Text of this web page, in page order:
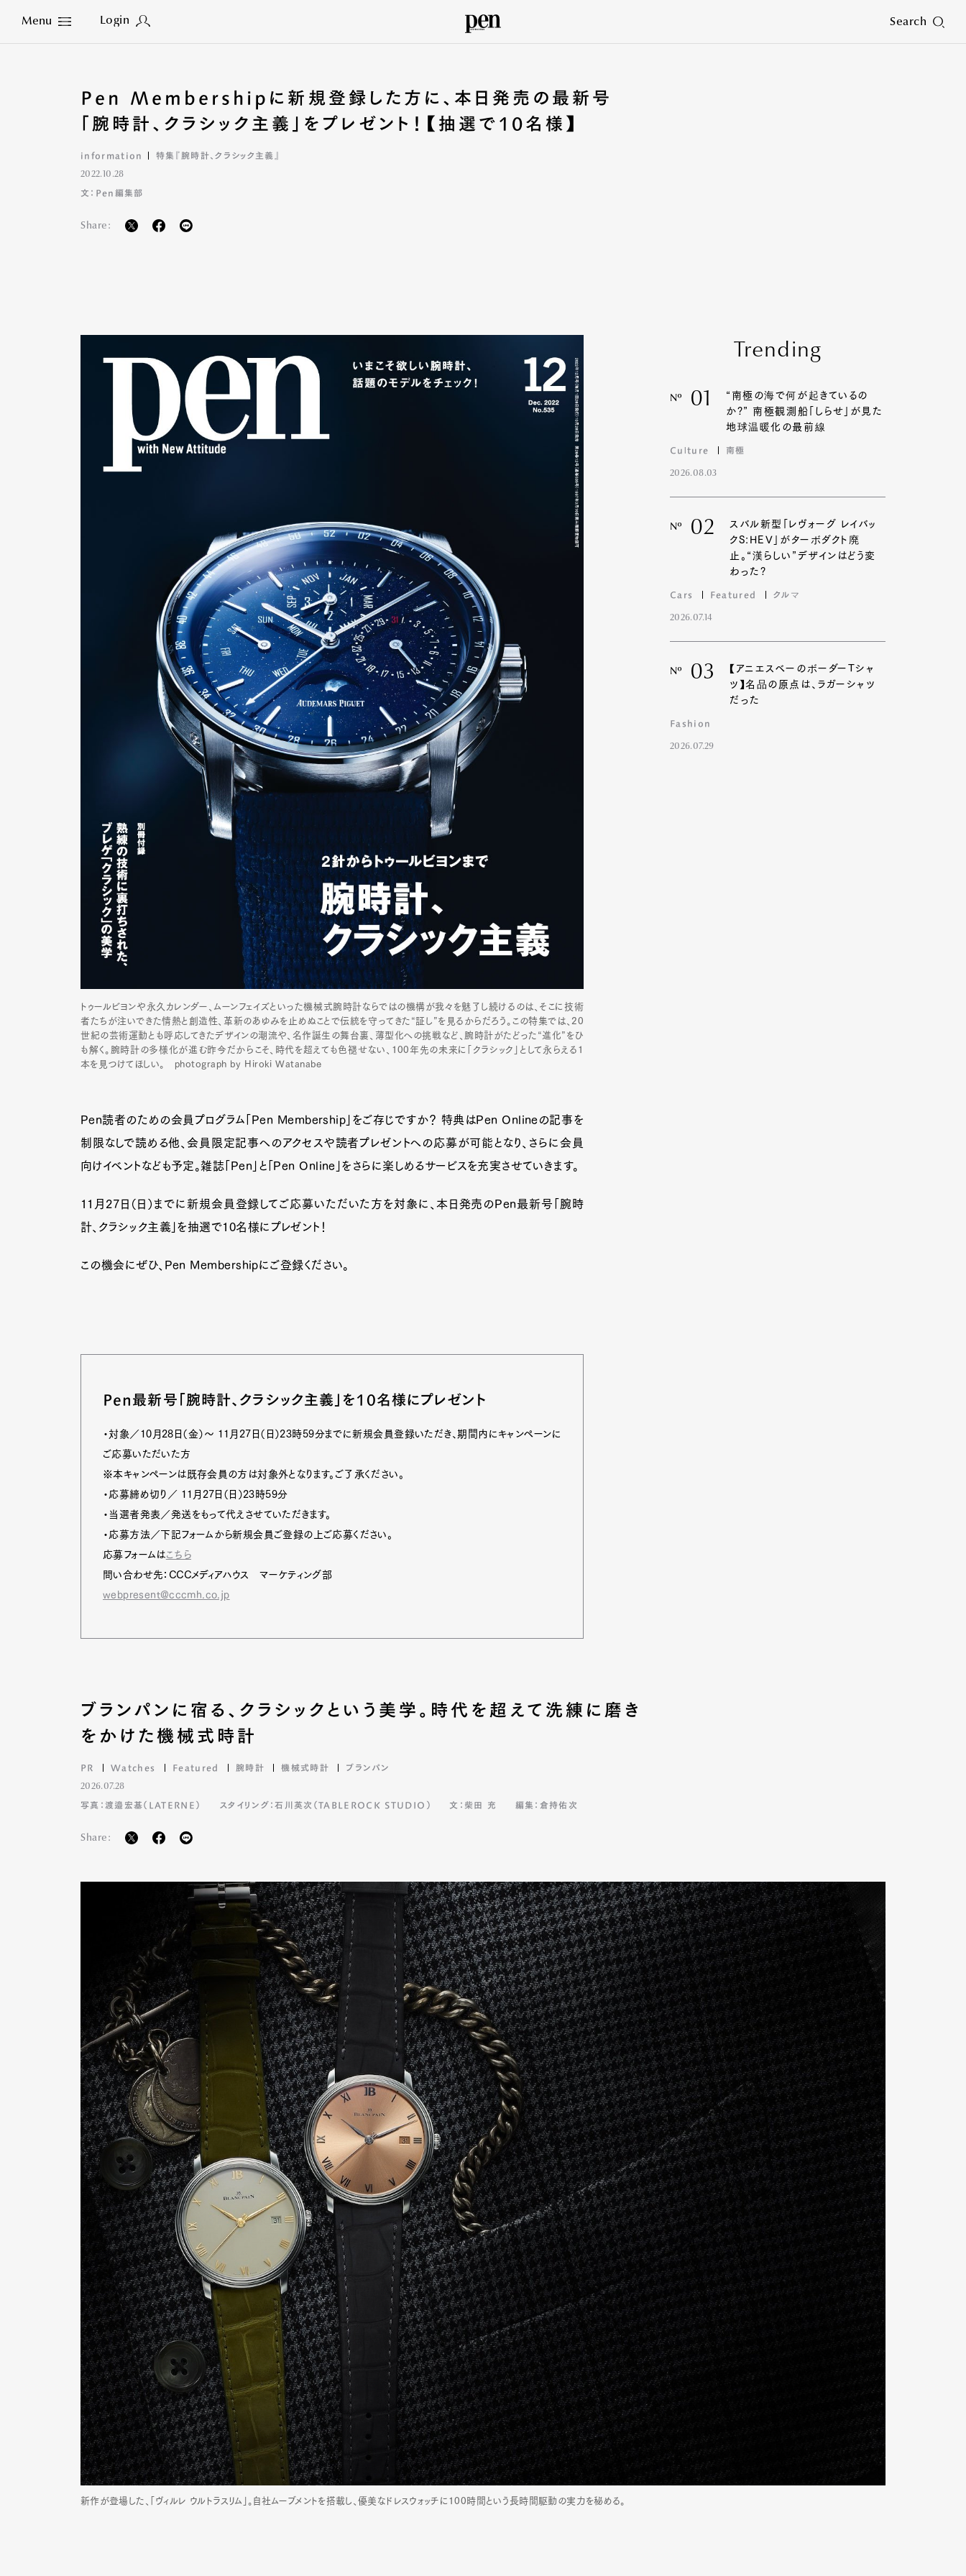
Menu Login Search
Close
Art&Design
Gourmet
Pen Membershipに新規登録した方に、本日発売の最新号
「腕時計、クラシック主義」をプレゼント！【抽選で10名様】
information 特集『腕時計、クラシック主義』
2022.10.28
文：Pen編集部
Share:
トゥールビヨンや永久カレンダー、ムーンフェイズといった機械式腕時計ならではの機構が我々を魅了し続けるのは、そこに技術
者たちが注いできた情熱と創造性、革新のあゆみを止めぬことで伝統を守ってきた“証し”を見るからだろう。この特集では、20
世紀の芸術運動とも呼応してきたデザインの潮流や、名作誕生の舞台裏、薄型化への挑戦など、腕時計がたどった“進化”をひ
も解く。腕時計の多様化が進む昨今だからこそ、時代を超えても色褪せない、100年先の未来に「クラシック」として永らえる1
本を見つけてほしい。 photograph by Hiroki Watanabe
Pen読者のための会員プログラム「Pen Membership」をご存じですか？ 特典はPen Onlineの記事を
制限なしで読める他、会員限定記事へのアクセスや読者プレゼントへの応募が可能となり、さらに会員
向けイベントなども予定。雑誌「Pen」と「Pen Online」をさらに楽しめるサービスを充実させていきます。
11月27日（日）までに新規会員登録してご応募いただいた方を対象に、本日発売のPen最新号「腕時
計、クラシック主義」を抽選で10名様にプレゼント！
この機会にぜひ、Pen Membershipにご登録ください。
Pen最新号「腕時計、クラシック主義」を10名様にプレゼント
・対象／10月28日（金）～ 11月27日（日）23時59分までに新規会員登録いただき、期間内にキャンペーンに
ご応募いただいた方
※本キャンペーンは既存会員の方は対象外となります。ご了承ください。
・応募締め切り／ 11月27日（日）23時59分
・当選者発表／発送をもって代えさせていただきます。
・応募方法／下記フォームから新規会員ご登録の上ご応募ください。
応募フォームはこちら
問い合わせ先：CCCメディアハウス マーケティング部
webpresent@cccmh.co.jp
Trending
Nº 01
“南極の海で何が起きているの
か?” 南極観測船「しらせ」が見た
地球温暖化の最前線
Culture 南極
2026.08.03
Nº 02
スバル新型「レヴォーグ レイバッ
クS:HEV」がターボダクト廃
止。“漢らしい”デザインはどう変
わった?
Cars Featured クルマ
2026.07.14
Nº 03
【アニエスベーのボーダーTシャ
ツ】名品の原点は、ラガーシャツ
だった
Fashion
2026.07.29
ブランパンに宿る、クラシックという美学。時代を超えて洗練に磨き
をかけた機械式時計
PR Watches Featured 腕時計 機械式時計 ブランパン
2026.07.28
写真：渡邉宏基（LATERNE） スタイリング：石川英次（TABLEROCK STUDIO） 文：柴田 充 編集：倉持佑次
Share:
新作が登場した、「ヴィルレ ウルトラスリム」。自社ムーブメントを搭載し、優美なドレスウォッチに100時間という長時間駆動の実力を秘める。